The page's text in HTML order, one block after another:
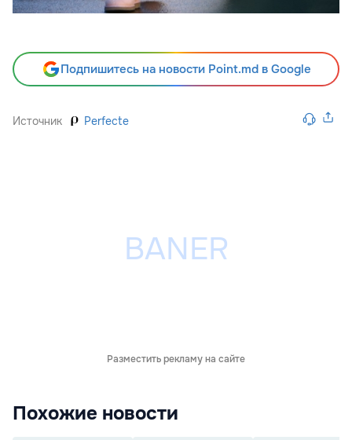
Подпишитесь на новости Point.md в Google
Источник Perfecte
Разместить рекламу на сайте
Похожие новости